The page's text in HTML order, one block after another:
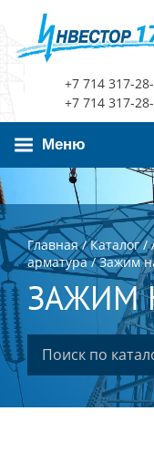
+7 714 317-
+7 714 317-
Меню
Главная/Каталог/
арматура/Зажим
ЗАЖИМ